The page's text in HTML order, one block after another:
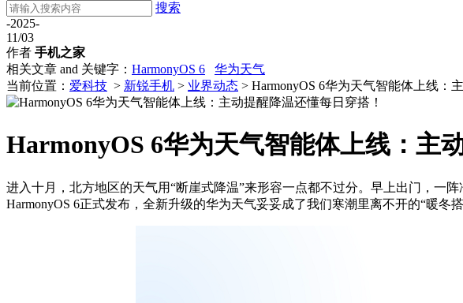
搜索
-2025-
11/03
作者 手机之家
相关文章 and 关键字： HarmonyOS 6
华为天气
当前位置： 爱科技 > 新锐手机 > 业界动态 > HarmonyOS 6华为天气智能体上线：
HarmonyOS 6华为天气智能体上线：主
进入十月，北方地区的天气用“断崖式降温”来形容一点都不过分。早上出门，一
HarmonyOS 6正式发布，全新升级的华为天气妥妥成了我们寒潮里离不开的“暖冬搭